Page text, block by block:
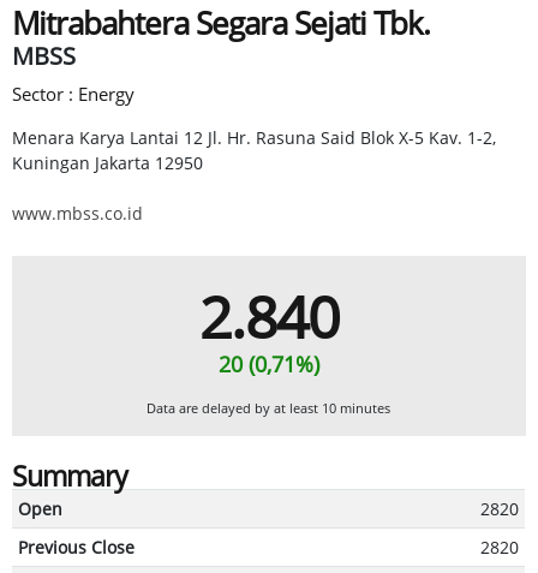
Mitrabahtera Segara Sejati Tbk.
MBSS
Sector : Energy
Menara Karya Lantai 12 Jl. Hr. Rasuna Said Blok X-5 Kav. 1-2,
Kuningan Jakarta 12950
www.mbss.co.id
2.840
20 (0,71%)
Data are delayed by at least 10 minutes
Summary
Open
2820
Previous Close
2820